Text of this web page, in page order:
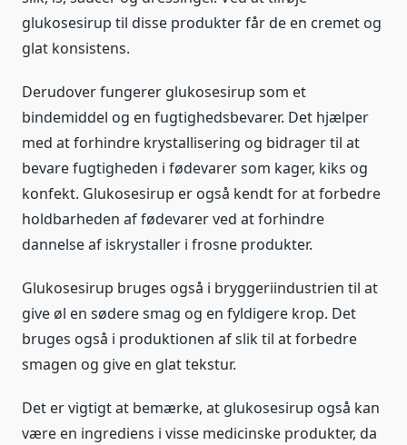
glukosesirup til disse produkter får de en cremet og
glat konsistens.
Derudover fungerer glukosesirup som et
bindemiddel og en fugtighedsbevarer. Det hjælper
med at forhindre krystallisering og bidrager til at
bevare fugtigheden i fødevarer som kager, kiks og
konfekt. Glukosesirup er også kendt for at forbedre
holdbarheden af fødevarer ved at forhindre
dannelse af iskrystaller i frosne produkter.
Glukosesirup bruges også i bryggeriindustrien til at
give øl en sødere smag og en fyldigere krop. Det
bruges også i produktionen af ​​slik til at forbedre
smagen og give en glat tekstur.
Det er vigtigt at bemærke, at glukosesirup også kan
være en ingrediens i visse medicinske produkter, da